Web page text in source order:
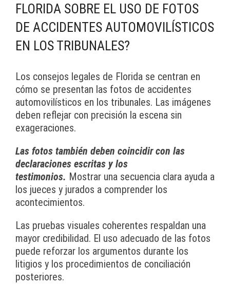
FLORIDA SOBRE EL USO DE FOTOS
DE ACCIDENTES AUTOMOVILÍSTICOS
EN LOS TRIBUNALES?
Los consejos legales de Florida se centran en
cómo se presentan las fotos de accidentes
automovilísticos en los tribunales. Las imágenes
deben reflejar con precisión la escena sin
exageraciones.
Las fotos también deben coincidir con las
declaraciones escritas y los
testimonios. Mostrar una secuencia clara ayuda a
los jueces y jurados a comprender los
acontecimientos.
Las pruebas visuales coherentes respaldan una
mayor credibilidad. El uso adecuado de las fotos
puede reforzar los argumentos durante los
litigios y los procedimientos de conciliación
posteriores.